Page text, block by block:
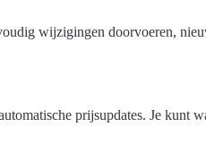
wijzigingen doorvoeren,
prijsupdates. Je kunt